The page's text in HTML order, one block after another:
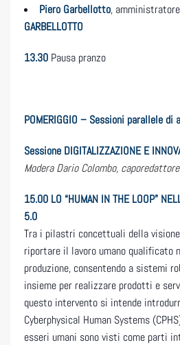
Piero Garbellotto,
GARBELLOTTO
13.30 Pausa pranzo
POMERIGGIO – Sessioni parallele di
Sessione DIGITALIZZAZIONE E
Modera Dario Colombo,
15.00 LO “HUMAN IN THE LOOP”
5.0
Tra i pilastri concettuali della
riportare il lavoro umano qualificato
produzione, consentendo a sistemi
insieme per realizzare prodotti e
questo intervento si intende
Cyberphysical Human Systems
esseri umani sono visti come parti